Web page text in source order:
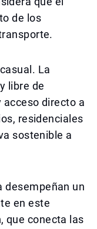
de los
La
libre de
acceso directo a
residenciales
sostenible a
desempeñan un
en este
que conecta las